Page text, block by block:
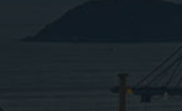
09109216080